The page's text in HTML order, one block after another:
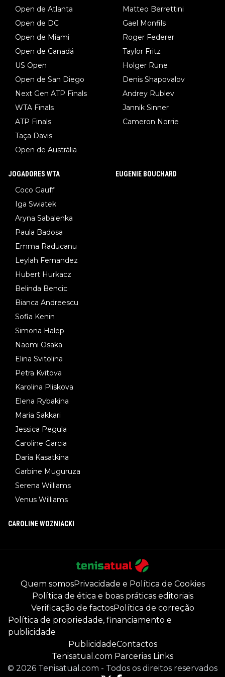
Open de Atlanta
Open de DC
Open de Miami
Open de Canadá
US Open
Open de San Diego
Next Gen ATP Finals
WTA Finals
ATP Finals
Taça Davis
Open de Austrália
Matteo Berrettini
Gael Monfils
Roger Federer
Taylor Fritz
Holger Rune
Denis Shapovalov
Andrey Rublev
Jannik Sinner
Cameron Norrie
JOGADORES WTA
Coco Gauff
Iga Swiatek
Aryna Sabalenka
Paula Badosa
Emma Raducanu
Leylah Fernandez
Hubert Hurkacz
Belinda Bencic
Bianca Andreescu
Sofia Kenin
Simona Halep
Naomi Osaka
Elina Svitolina
Petra Kvitova
Karolina Pliskova
Elena Rybakina
Maria Sakkari
Jessica Pegula
Caroline Garcia
Daria Kasatkina
Garbine Muguruza
Serena Williams
Venus Williams
EUGENIE BOUCHARD
CAROLINE WOZNIACKI
Quem somosPrivacidade e Política de Cookies
Política de ética e boas práticas editoriais
Verificação de factosPolítica de correção
Política de propriedade, financiamento e
publicidade
PublicidadeContactos
Tenisatual.com Parcerias Links
© 2026 Tenisatual.com - Todos os direitos reservados